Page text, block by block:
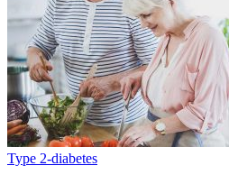
Type 2-diabetes